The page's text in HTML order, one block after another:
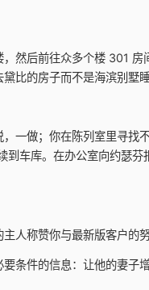
然后前往众多个楼 301
比的房子而不是海滨别墅
一做；你在陈列室里寻
到车库。在办公室向约瑟
人称赞你与最新版客户的
条件的信息：让他的妻子